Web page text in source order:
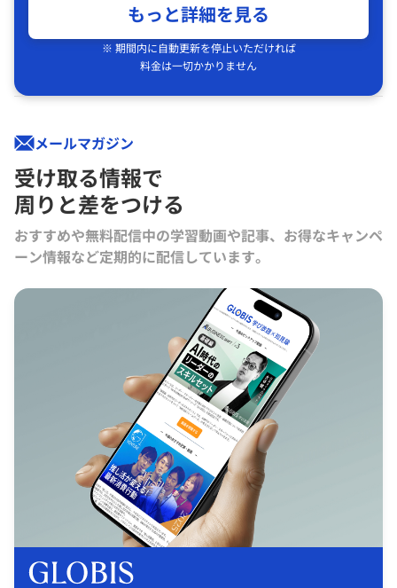
もっと詳細を見る
※ 期間内に自動更新を停止いただければ
料金は一切かかりません
メールマガジン
受け取る情報で
周りと差をつける
おすすめや無料配信中の学習動画や記事、お得なキャンペ
ーン情報など定期的に配信しています。